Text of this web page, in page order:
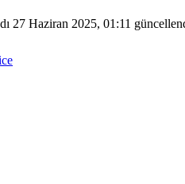
27 Haziran 2025, 01:11